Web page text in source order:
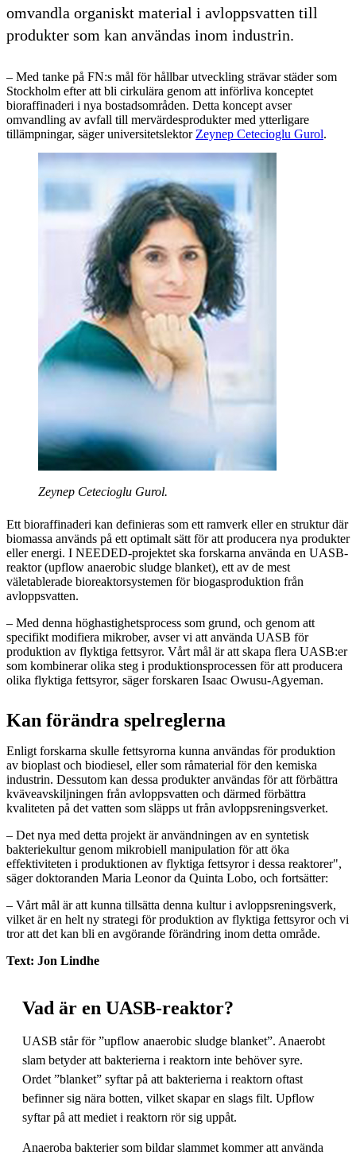
omvandla organiskt material i avloppsvatten till
produkter som kan användas inom industrin.
– Med tanke på FN:s mål för hållbar utveckling strävar städer som
Stockholm efter att bli cirkulära genom att införliva konceptet
bioraffinaderi i nya bostadsområden. Detta koncept avser
omvandling av avfall till mervärdesprodukter med ytterligare
tillämpningar, säger universitetslektor Zeynep Cetecioglu Gurol.
Zeynep Cetecioglu Gurol.
Ett bioraffinaderi kan definieras som ett ramverk eller en struktur där
biomassa används på ett optimalt sätt för att producera nya produkter
eller energi. I NEEDED-projektet ska forskarna använda en UASB-
reaktor (upflow anaerobic sludge blanket), ett av de mest
väletablerade bioreaktorsystemen för biogasproduktion från
avloppsvatten.
– Med denna höghastighetsprocess som grund, och genom att
specifikt modifiera mikrober, avser vi att använda UASB för
produktion av flyktiga fettsyror. Vårt mål är att skapa flera UASB:er
som kombinerar olika steg i produktionsprocessen för att producera
olika flyktiga fettsyror, säger forskaren Isaac Owusu-Agyeman.
Kan förändra spelreglerna
Enligt forskarna skulle fettsyrorna kunna användas för produktion
av bioplast och biodiesel, eller som råmaterial för den kemiska
industrin. Dessutom kan dessa produkter användas för att förbättra
kväveavskiljningen från avloppsvatten och därmed förbättra
kvaliteten på det vatten som släpps ut från avloppsreningsverket.
– Det nya med detta projekt är användningen av en syntetisk
bakteriekultur genom mikrobiell manipulation för att öka
effektiviteten i produktionen av flyktiga fettsyror i dessa reaktorer",
säger doktoranden Maria Leonor da Quinta Lobo, och fortsätter:
– Vårt mål är att kunna tillsätta denna kultur i avloppsreningsverk,
vilket är en helt ny strategi för produktion av flyktiga fettsyror och vi
tror att det kan bli en avgörande förändring inom detta område.
Text: Jon Lindhe
Vad är en UASB-reaktor?
UASB står för ”upflow anaerobic sludge blanket”. Anaerobt
slam betyder att bakterierna i reaktorn inte behöver syre.
Ordet ”blanket” syftar på att bakterierna i reaktorn oftast
befinner sig nära botten, vilket skapar en slags filt. Upflow
syftar på att mediet i reaktorn rör sig uppåt.
Anaeroba bakterier som bildar slammet kommer att använda